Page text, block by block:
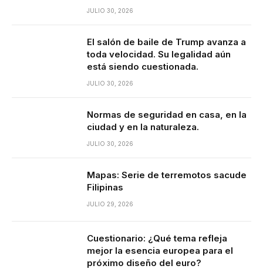
JULIO 30, 2026
El salón de baile de Trump avanza a
toda velocidad. Su legalidad aún
está siendo cuestionada.
JULIO 30, 2026
Normas de seguridad en casa, en la
ciudad y en la naturaleza.
JULIO 30, 2026
Mapas: Serie de terremotos sacude
Filipinas
JULIO 29, 2026
Cuestionario: ¿Qué tema refleja
mejor la esencia europea para el
próximo diseño del euro?